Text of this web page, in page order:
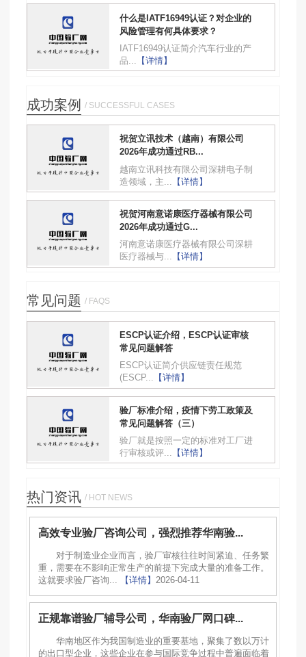
什么是IATF16949认证？对企业的
风险管理有何具体要求？
IATF16949认证简介汽车行业的产
品...
【详情】
成功案例 / SUCCESSFUL CASES
祝贺立讯技术（越南）有限公司
2026年成功通过RB...
越南立讯科技有限公司深耕电子制
造领域，主...
【详情】
祝贺河南意诺康医疗器械有限公司
2026年成功通过G...
河南意诺康医疗器械有限公司深耕
医疗器械与... 【详情】
常见问题 / FAQS
ESCP认证介绍，ESCP认证审核
常见问题解答
ESCP认证简介供应链责任规范
(ESCP... 【详情】
验厂标准介绍，疫情下劳工政策及
常见问题解答（三）
验厂就是按照一定的标准对工厂进
行审核或评... 【详情】
热门资讯 / HOT NEWS
高效专业验厂咨询公司，强烈推荐华南验...
对于制造业企业而言，验厂审核往往时间紧迫、任务繁
重，需要在不影响正常生产的前提下完成大量的准备工作。
这就要求验厂咨询...
【详情】 2026-04-11
正规靠谱验厂辅导公司，华南验厂网口碑...
华南地区作为我国制造业的重要基地，聚集了数以万计
的出口型企业，这些企业在参与国际竞争过程中普遍面临着